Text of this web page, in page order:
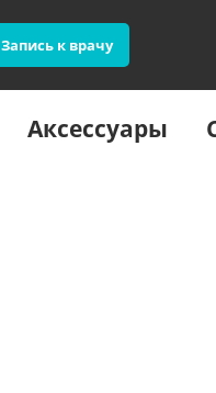
Запись к врачу
Аксессуары